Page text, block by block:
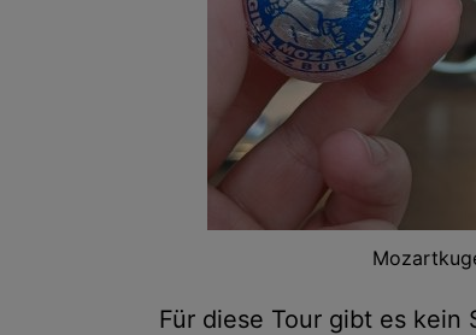
Für diese Tour gibt es kein